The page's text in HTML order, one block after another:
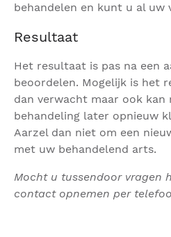
behandelen en kunt u al uw
Resultaat
Het resultaat is pas na een
beoordelen. Mogelijk is het
dan verwacht maar ook kan
behandeling later opnieuw
Aarzel dan niet om een
met uw behandelend arts.
Mocht u tussendoor vragen
contact opnemen per